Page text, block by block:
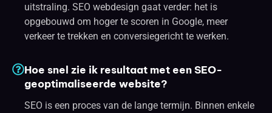
uitstraling. SEO webdesign gaat verder: het is
opgebouwd om hoger te scoren in Google, meer
verkeer te trekken en conversiegericht te werken.
Hoe snel zie ik resultaat met een SEO-
geoptimaliseerde website?
SEO is een proces van de lange termijn. Binnen enkele